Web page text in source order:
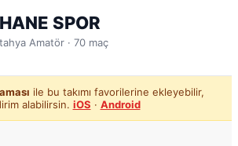
SPOR
Amatör · 70 maç
ile bu takımı favorilerine ekleyebilir,
alabilirsin. iOS · Android